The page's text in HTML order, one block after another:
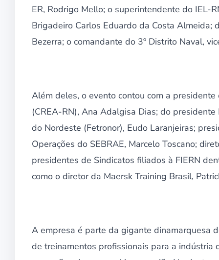
ER, Rodrigo Mello; o superintendente do IEL-
Brigadeiro Carlos Eduardo da Costa Almeida;
Bezerra; o comandante do 3º Distrito Naval,
Além deles, o evento contou com a
(CREA-RN), Ana Adalgisa Dias; do
do Nordeste (Fetronor), Eudo Laranjeiras;
Operações do SEBRAE, Marcelo Toscano;
presidentes de Sindicatos filiados à FIERN
como o diretor da Maersk Training Brasil,
A empresa é parte da gigante dinamarquesa
de treinamentos profissionais para a